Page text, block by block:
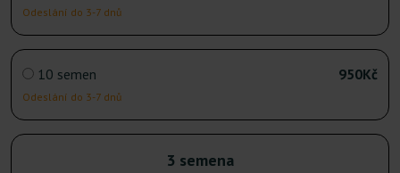
Odeslání do 3-7 dnů
10 semen
Odeslání do 3-7 dnů
950Kč
3 semena